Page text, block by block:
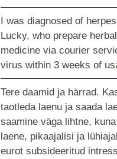
I was diagnosed of
Lucky, who prepare
medicine via courier
virus within 3 weeks of
Tere daamid ja härrad.
taotleda laenu ja saada
saamine väga lihtne,
laene, pikaajalisi ja
eurot subsideeritud